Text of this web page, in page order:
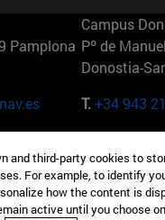
Pamplona
Campus
Pº de
Donostia-
T.+34 943
165 W 57th
EE.UU
and third-party cookies to
For example, to identify
how the content is
active until you choose